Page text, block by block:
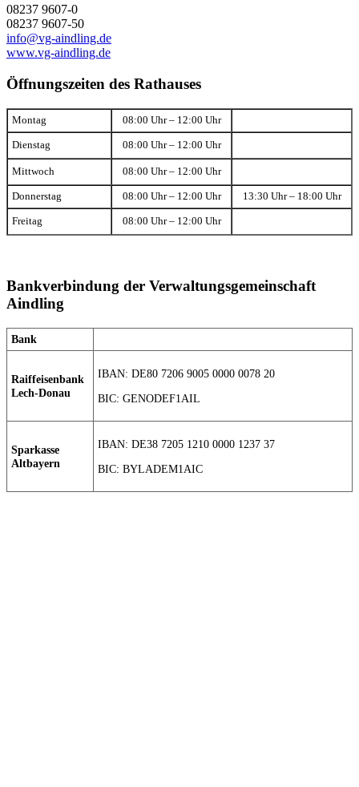
08237 9607-0
08237 9607-50
info@vg-aindling.de
www.vg-aindling.de
Öffnungszeiten des Rathauses
Montag 08:00 Uhr – 12:00 Uhr
Dienstag 08:00 Uhr – 12:00 Uhr
Mittwoch 08:00 Uhr – 12:00 Uhr
Donnerstag 08:00 Uhr – 12:00 Uhr 13:30 Uhr – 18:00 Uhr
Freitag 08:00 Uhr – 12:00 Uhr
Bankverbindung der Verwaltungsgemeinschaft
Aindling
Bank
Raiffeisenbank
Lech-Donau
IBAN: DE80 7206 9005 0000 0078 20
BIC: GENODEF1AIL
Sparkasse
Altbayern
IBAN: DE38 7205 1210 0000 1237 37
BIC: BYLADEM1AIC